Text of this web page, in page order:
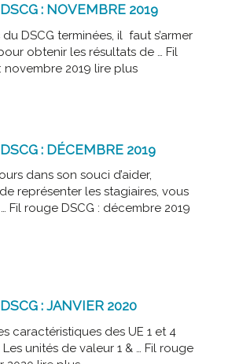
: NOVEMBRE 2019
DSCG terminées, il faut s’armer
obtenir les résultats de … Fil
novembre 2019 lire plus
: DÉCEMBRE 2019
dans son souci d’aider,
représenter les stagiaires, vous
Fil rouge DSCG : décembre 2019
: JANVIER 2020
caractéristiques des UE 1 et 4
unités de valeur 1 & … Fil rouge